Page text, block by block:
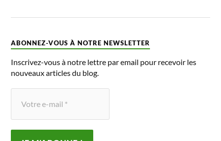
ABONNEZ-VOUS À NOTRE NEWSLETTER
Inscrivez-vous à notre lettre par email pour recevoir les
nouveaux articles du blog.